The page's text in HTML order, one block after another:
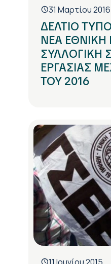
31 Μαρτίου 2016
ΔΕΛΤΙΟ
ΝΕΑ ΕΘΝΙΚΗ
ΣΥΛΛΟΓΙΚΗ
ΕΡΓΑΣΙΑΣ
ΤΟΥ 2016